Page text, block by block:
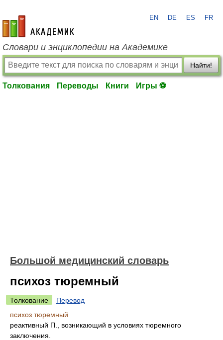
academic.ru
EN DE ES FR
Словари и энциклопедии на Академике
Найти!
Толкования Переводы Книги Игры ⚽
Большой медицинский словарь
психоз тюремный
Толкование
Перевод
психоз тюремный
реактивный П., возникающий в условиях тюремного
заключения.